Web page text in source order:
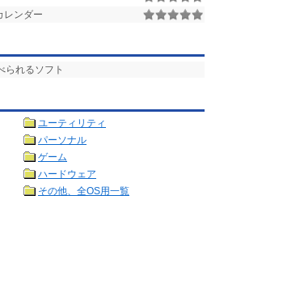
レンダー
られるソフト
ユーティリティ
パーソナル
ゲーム
ハードウェア
その他、全OS用一覧